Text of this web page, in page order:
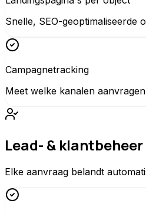
Snelle, SEO-geoptimaliseerde
Campagnetracking
Meet welke kanalen
Lead- & klantbeheer
Elke aanvraag belandt